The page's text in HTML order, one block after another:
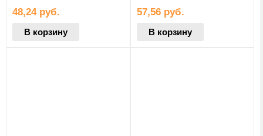
48,24 руб.
В корзину
57,56 руб.
В корзину